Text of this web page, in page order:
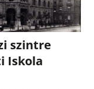
szintre
Iskola